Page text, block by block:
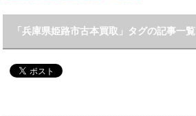
「兵庫県姫路市古本買取」タグの記事一覧